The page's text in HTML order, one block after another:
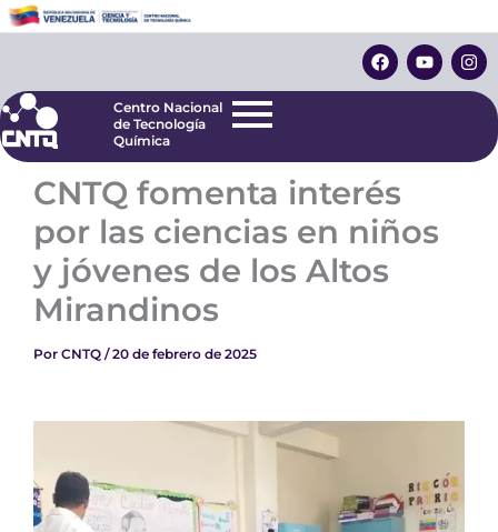
al
F
a
c
o
k
Y
o
u
e
I
n
s
r
Centro Nacional
de Tecnología
Centro Nacional
de Tecnología
Química
CNTQ fomenta interés
por las ciencias en niños
y jóvenes de los Altos
Mirandinos
Por CNTQ /20 de febrero de 2025